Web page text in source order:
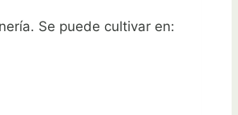
Se puede cultivar en: